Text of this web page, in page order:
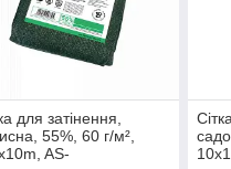
для затінення,
55%, 60 г/м²,
AS-